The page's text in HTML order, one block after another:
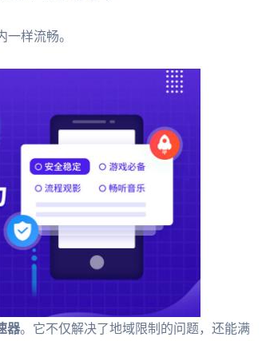
样流畅。
器。它不仅解决了地域限制的问题，还能满